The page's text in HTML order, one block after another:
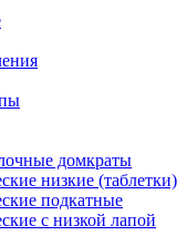
домкраты
низкие (таблетки)
подкатные
с низкой лапой